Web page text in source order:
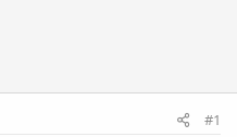
#1